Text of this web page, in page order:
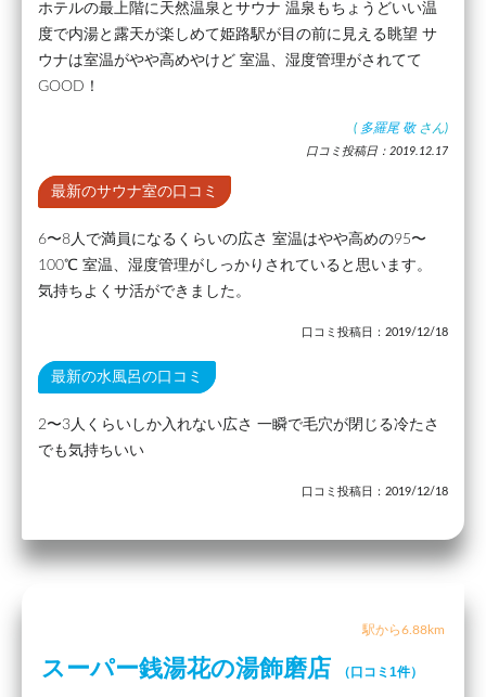
ホテルの最上階に天然温泉とサウナ 温泉もちょうどいい温
度で内湯と露天が楽しめて姫路駅が目の前に見える眺望 サ
ウナは室温がやや高めやけど 室温、湿度管理がされてて
GOOD！
( 多羅尾 敬 さん)
口コミ投稿日：2019.12.17
最新のサウナ室の口コミ
6〜8人で満員になるくらいの広さ 室温はやや高めの95〜
100℃ 室温、湿度管理がしっかりされていると思います。
気持ちよくサ活ができました。
口コミ投稿日：2019/12/18
最新の水風呂の口コミ
2〜3人くらいしか入れない広さ 一瞬で毛穴が閉じる冷たさ
でも気持ちいい
口コミ投稿日：2019/12/18
駅から6.88km
スーパー銭湯花の湯飾磨店 （口コミ1件）